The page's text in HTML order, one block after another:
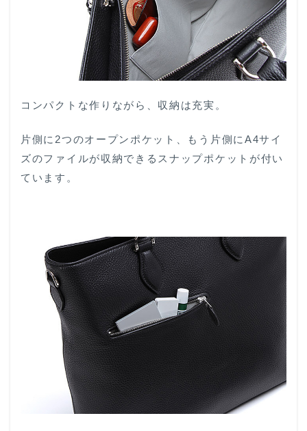
コンパクトな作りながら、収納は充実。
片側に2つのオープンポケット、もう片側にA4サイ
ズのファイルが収納できるスナップポケットが付い
ています。